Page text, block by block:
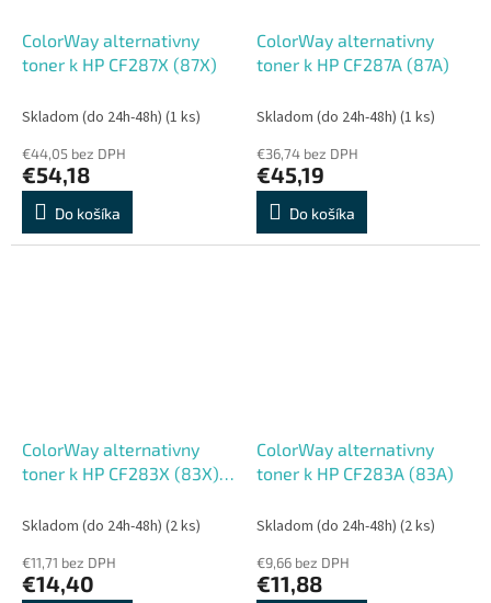
ColorWay alternativny
toner k HP CF287X (87X)
Skladom (do 24h-48h) (1 ks)
€44,05 bez DPH
€54,18
Do košíka
ColorWay alternativny
toner k HP CF287A (87A)
Skladom (do 24h-48h) (1 ks)
€36,74 bez DPH
€45,19
Do košíka
ColorWay alternativny
toner k HP CF283X (83X) a
Skladom (do 24h-48h) (2 ks)
€11,71 bez DPH
€14,40
ColorWay alternativny
toner k HP CF283A (83A)
Skladom (do 24h-48h) (2 ks)
€9,66 bez DPH
€11,88